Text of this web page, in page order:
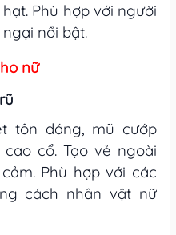
Phù hợp với người
nổi bật.
nữ
tôn dáng, mũ cướp
cổ. Tạo vẻ ngoài
Phù hợp với các
cách nhân vật nữ